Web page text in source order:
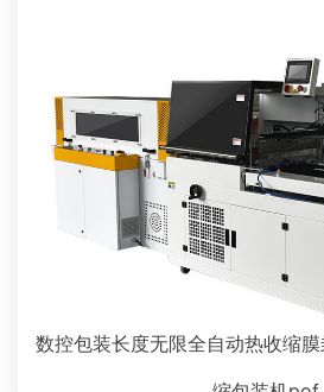
数控包装长度无限全自动热收缩